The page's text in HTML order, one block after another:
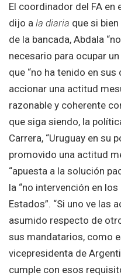
El coordinador del FA en
dijo a la diaria que si
de la bancada, Abdala
necesario para ocupar
que “no ha tenido en
accionar una actitud
razonable y coherente
que siga siendo, la
Carrera, “Uruguay en su
promovido una actitud
“apuesta a la solución
la “no intervención en
Estados”. “Si uno ve las
asumido respecto de
sus mandatarios, como
vicepresidenta de
cumple con esos